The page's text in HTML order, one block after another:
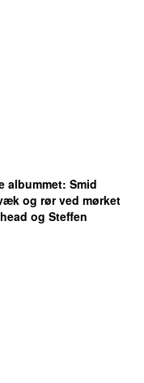
albummet: Smid
og rør ved mørket
og Steffen